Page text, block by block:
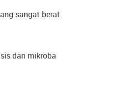
sangat berat
dan mikroba